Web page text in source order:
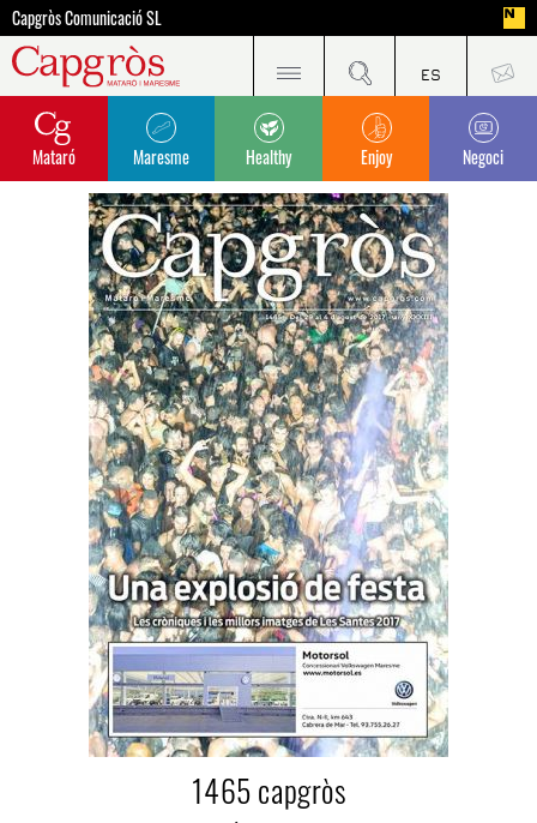
Capgròs Comunicació SL
Mataró Maresme Healthy Enjoy Negoci
1465 capgròs